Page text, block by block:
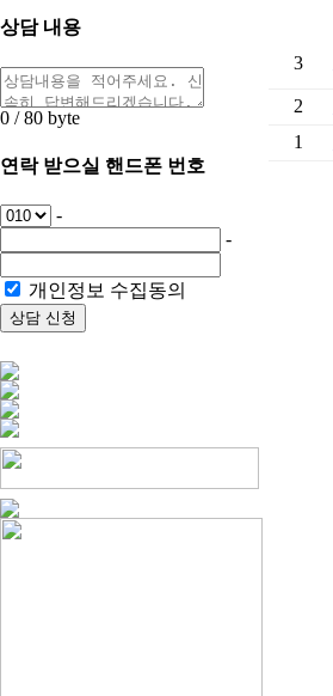
상담 내용
0 / 80 byte
연락 받으실 핸드폰 번호
-
-
개인정보 수집동의
상담 신청
3
2
1